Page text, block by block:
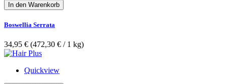
In den Warenkorb
Boswellia Serrata
34,95 € (472,30 €­ / 1 kg)
Quickview